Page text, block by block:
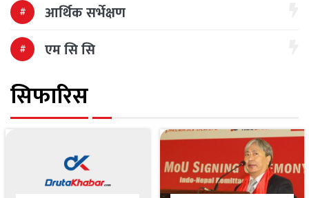
आर्थिक सर्भेक्षण
एम सि सि
सिफारिस